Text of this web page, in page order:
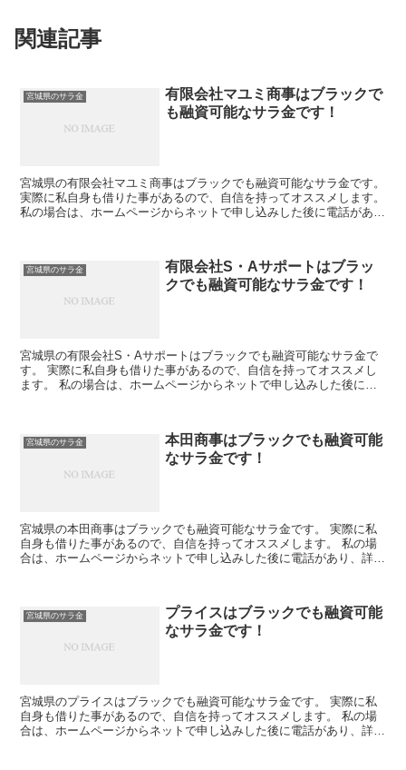
関連記事
宮城県のサラ金
有限会社マユミ商事はブラックで
も融資可能なサラ金です！
宮城県の有限会社マユミ商事はブラックでも融資可能なサラ金です。
実際に私自身も借りた事があるので、自信を持ってオススメします。
私の場合は、ホームページからネットで申し込みした後に電話があ
宮城県のサラ金
有限会社S・Aサポートはブラッ
クでも融資可能なサラ金です！
宮城県の有限会社S・Aサポートはブラックでも融資可能なサラ金で
す。 実際に私自身も借りた事があるので、自信を持ってオススメし
ます。 私の場合は、ホームページからネットで申し込みした後に電
宮城県のサラ金
本田商事はブラックでも融資可能
なサラ金です！
宮城県の本田商事はブラックでも融資可能なサラ金です。 実際に私
自身も借りた事があるので、自信を持ってオススメします。 私の場
合は、ホームページからネットで申し込みした後に電話があり、詳細
宮城県のサラ金
プライスはブラックでも融資可能
なサラ金です！
宮城県のプライスはブラックでも融資可能なサラ金です。 実際に私
自身も借りた事があるので、自信を持ってオススメします。 私の場
合は、ホームページからネットで申し込みした後に電話があり、詳細